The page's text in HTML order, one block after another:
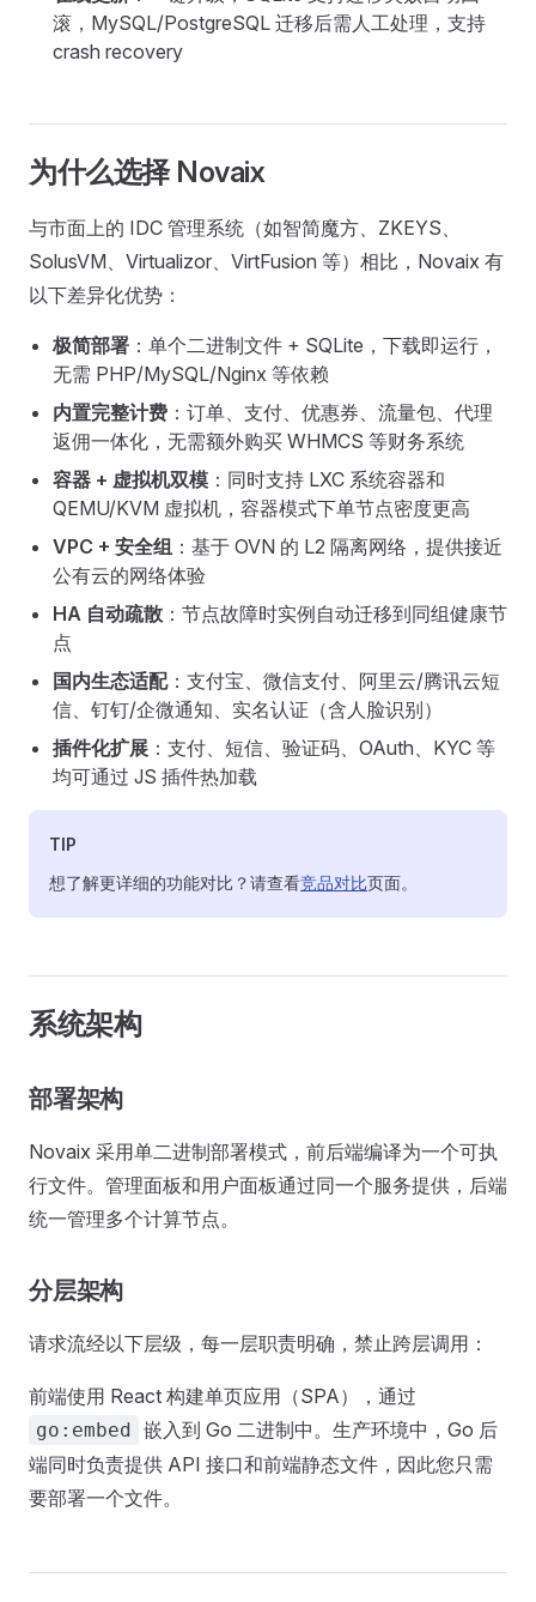
滚，MySQL/PostgreSQL 迁移后需人工处理，支持
crash recovery
为什么选择 Novaix
与市面上的 IDC 管理系统（如智简魔方、ZKEYS、
SolusVM、Virtualizor、VirtFusion 等）相比，Novaix 有
以下差异化优势：
极简部署 ：单个二进制文件 + SQLite，下载即运行，
无需 PHP/MySQL/Nginx 等依赖
内置完整计费 ：订单、支付、优惠券、流量包、代理
返佣一体化，无需额外购买 WHMCS 等财务系统
容器 + 虚拟机双模 ：同时支持 LXC 系统容器和
QEMU/KVM 虚拟机，容器模式下单节点密度更高
VPC + 安全组 ：基于 OVN 的 L2 隔离网络，提供接近
公有云的网络体验
HA 自动疏散 ：节点故障时实例自动迁移到同组健康节
点
国内生态适配：支付宝、微信支付、阿里云/腾讯云短
信、钉钉/企微通知、实名认证（含人脸识别）
插件化扩展 ：支付、短信、验证码、OAuth、KYC 等
均可通过 JS 插件热加载
TIP
想了解更详细的功能对比？请查看竞品对比页面。
系统架构
部署架构
Novaix 采用单二进制部署模式，前后端编译为一个可执
行文件。管理面板和用户面板通过同一个服务提供，后端
统一管理多个计算节点。
分层架构
请求流经以下层级，每一层职责明确，禁止跨层调用：
前端使用 React 构建单页应用（SPA），通过
go:embed 嵌入到 Go 二进制中。生产环境中，Go 后
端同时负责提供 API 接口和前端静态文件，因此您只需
要部署一个文件。